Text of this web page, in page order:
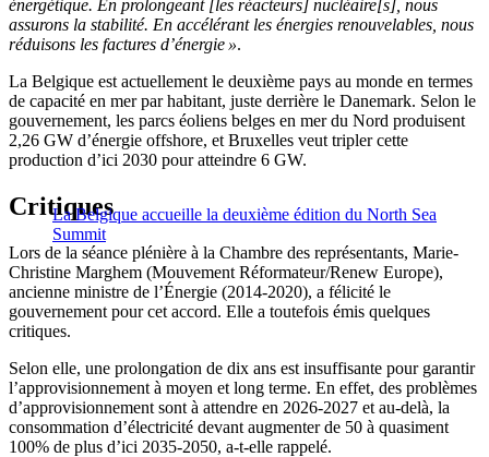
énergétique. En prolongeant [les réacteurs] nucléaire[s], nous
assurons la stabilité. En accélérant les énergies renouvelables, nous
réduisons les factures d’énergie ».
La Belgique est actuellement le deuxième pays au monde en termes
de capacité en mer par habitant, juste derrière le Danemark. Selon le
gouvernement, les parcs éoliens belges en mer du Nord produisent
2,26 GW d’énergie offshore, et Bruxelles veut tripler cette
production d’ici 2030 pour atteindre 6 GW.
La Belgique accueille la deuxième édition du North Sea
Summit
Critiques
Lors de la séance plénière à la Chambre des représentants, Marie-
Christine Marghem (Mouvement Réformateur/Renew Europe),
ancienne ministre de l’Énergie (2014-2020), a félicité le
gouvernement pour cet accord. Elle a toutefois émis quelques
critiques.
Selon elle, une prolongation de dix ans est insuffisante pour garantir
l’approvisionnement à moyen et long terme. En effet, des problèmes
d’approvisionnement sont à attendre en 2026-2027 et au-delà, la
consommation d’électricité devant augmenter de 50 à quasiment
100% de plus d’ici 2035-2050, a-t-elle rappelé.